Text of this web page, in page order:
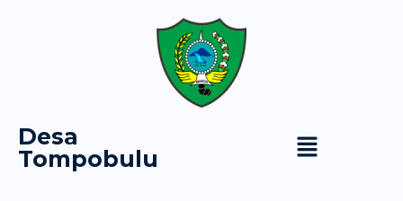
Desa
Tompobulu